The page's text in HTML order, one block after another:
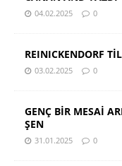
04.02.2025 0
REINICKENDORF
03.02.2025 0
GENÇ BİR MESAİ
ŞEN
31.01.2025 0